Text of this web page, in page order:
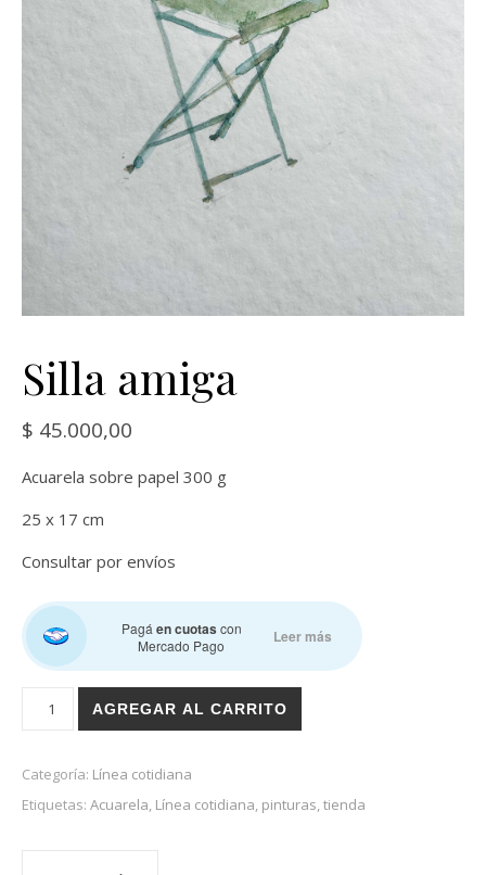
Silla amiga
$ 45.000,00
Acuarela sobre papel 300 g
25 x 17 cm
Consultar por envíos
Pagáen cuotas con
Mercado Pago
Leer más
Silla amiga cantidad
AGREGAR AL CARRITO
Categoría: Línea cotidiana
Etiquetas: Acuarela, Línea cotidiana, pinturas,tienda